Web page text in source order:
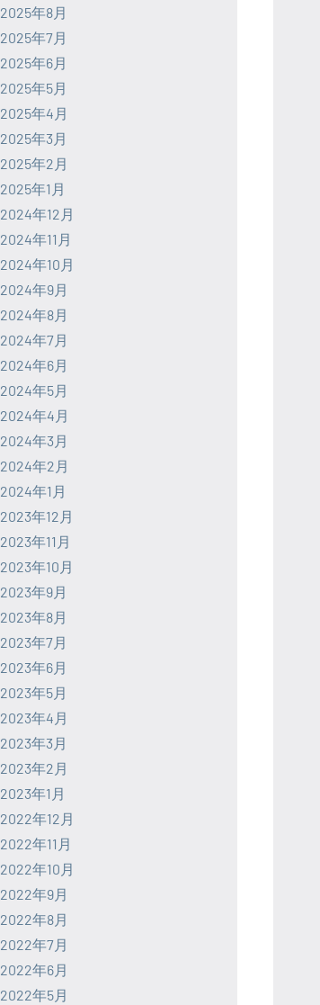
2025年8月
2025年7月
2025年6月
2025年5月
2025年4月
2025年3月
2025年2月
2025年1月
2024年12月
2024年11月
2024年10月
2024年9月
2024年8月
2024年7月
2024年6月
2024年5月
2024年4月
2024年3月
2024年2月
2024年1月
2023年12月
2023年11月
2023年10月
2023年9月
2023年8月
2023年7月
2023年6月
2023年5月
2023年4月
2023年3月
2023年2月
2023年1月
2022年12月
2022年11月
2022年10月
2022年9月
2022年8月
2022年7月
2022年6月
2022年5月